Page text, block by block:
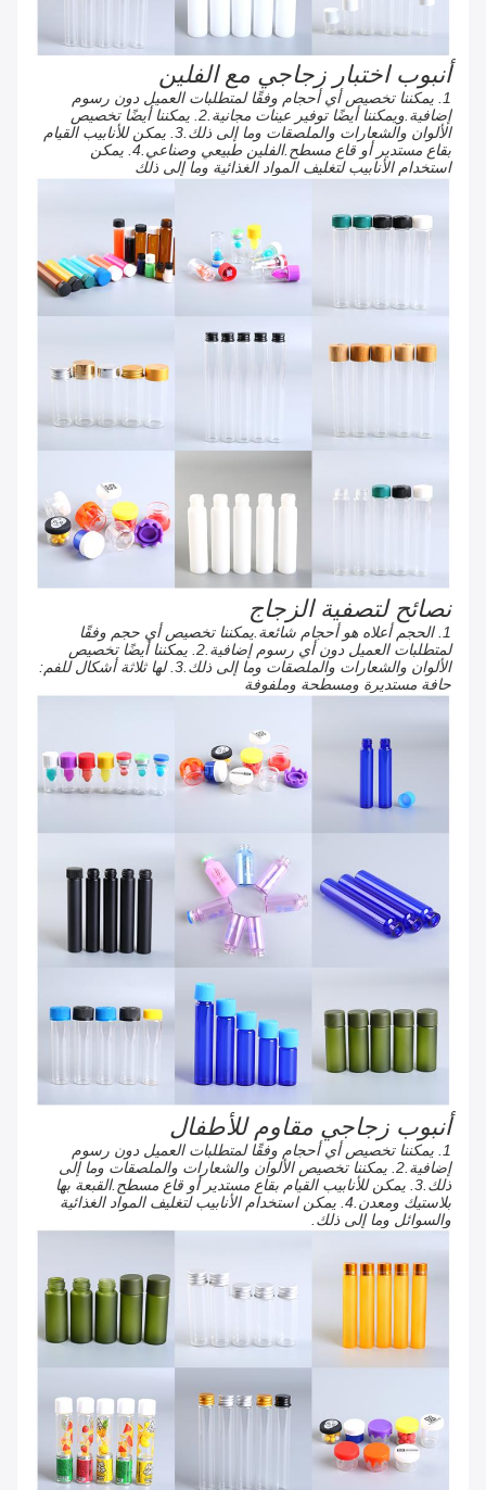
أنبوب اختبار زجاجي مع الفلين
1. يمكننا تخصيص أي أحجام وفقًا لمتطلبات العميل دون رسوم
إضافية.ويمكننا أيضًا توفير عينات مجانية.2. يمكننا أيضًا تخصيص
الألوان والشعارات والملصقات وما إلى ذلك.3. يمكن للأنابيب القيام
بقاع مستدير أو قاع مسطح.الفلين طبيعي وصناعي.4. يمكن
استخدام الأنابيب لتغليف المواد الغذائية وما إلى ذلك
نصائح لتصفية الزجاج
1. الحجم أعلاه هو أحجام شائعة.يمكننا تخصيص أي حجم وفقًا
لمتطلبات العميل دون أي رسوم إضافية.2. يمكننا أيضًا تخصيص
الألوان والشعارات والملصقات وما إلى ذلك.3. لها ثلاثة أشكال للفم:
حافة مستديرة ومسطحة وملفوفة
أنبوب زجاجي مقاوم للأطفال
1. يمكننا تخصيص أي أحجام وفقًا لمتطلبات العميل دون رسوم
إضافية.2. يمكننا تخصيص الألوان والشعارات والملصقات وما إلى
ذلك.3. يمكن للأنابيب القيام بقاع مستدير أو قاع مسطح.القبعة بها
بلاستيك ومعدن.4. يمكن استخدام الأنابيب لتغليف المواد الغذائية
والسوائل وما إلى ذلك.